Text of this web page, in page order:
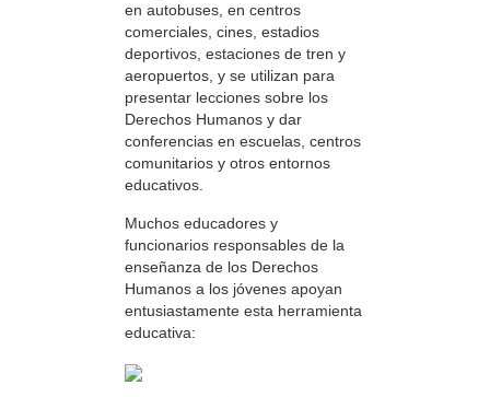
en autobuses, en centros
comerciales, cines, estadios
deportivos, estaciones de tren y
aeropuertos, y se utilizan para
presentar lecciones sobre los
Derechos Humanos y dar
conferencias en escuelas, centros
comunitarios y otros entornos
educativos.
Muchos educadores y
funcionarios responsables de la
enseñanza de los Derechos
Humanos a los jóvenes apoyan
entusiastamente esta herramienta
educativa: